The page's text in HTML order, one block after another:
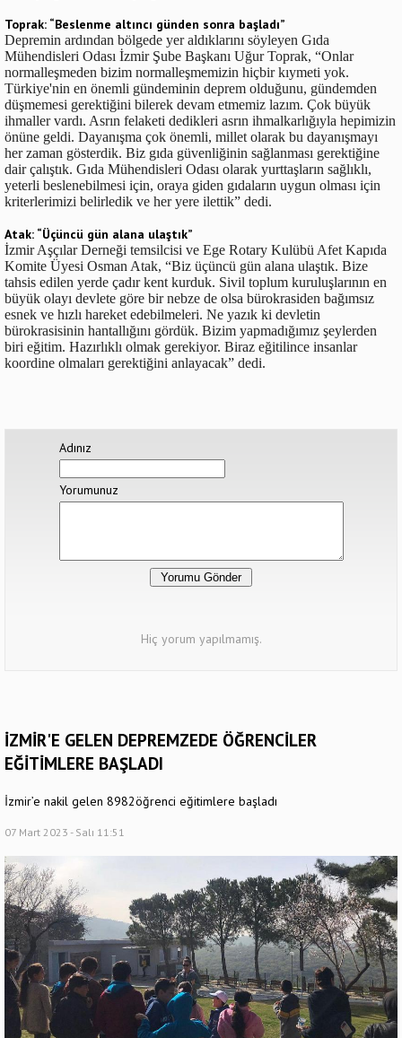
Toprak: “Beslenme altıncı günden sonra başladı”
Depremin ardından bölgede yer aldıklarını söyleyen Gıda
Mühendisleri Odası İzmir Şube Başkanı Uğur Toprak, “Onlar
normalleşmeden bizim normalleşmemizin hiçbir kıymeti yok.
Türkiye'nin en önemli gündeminin deprem olduğunu, gündemden
düşmemesi gerektiğini bilerek devam etmemiz lazım. Çok büyük
ihmaller vardı. Asrın felaketi dedikleri asrın ihmalkarlığıyla hepimizin
önüne geldi. Dayanışma çok önemli, millet olarak bu dayanışmayı
her zaman gösterdik. Biz gıda güvenliğinin sağlanması gerektiğine
dair çalıştık. Gıda Mühendisleri Odası olarak yurttaşların sağlıklı,
yeterli beslenebilmesi için, oraya giden gıdaların uygun olması için
kriterlerimizi belirledik ve her yere ilettik” dedi.
Atak: “Üçüncü gün alana ulaştık”
İzmir Aşçılar Derneği temsilcisi ve Ege Rotary Kulübü Afet Kapıda
Komite Üyesi Osman Atak, “Biz üçüncü gün alana ulaştık. Bize
tahsis edilen yerde çadır kent kurduk. Sivil toplum kuruluşlarının en
büyük olayı devlete göre bir nebze de olsa bürokrasiden bağımsız
esnek ve hızlı hareket edebilmeleri. Ne yazık ki devletin
bürokrasisinin hantallığını gördük. Bizim yapmadığımız şeylerden
biri eğitim. Hazırlıklı olmak gerekiyor. Biraz eğitilince insanlar
koordine olmaları gerektiğini anlayacak” dedi.
Adınız
Yorumunuz
Hiç yorum yapılmamış.
İZMİR'E GELEN DEPREMZEDE ÖĞRENCİLER
EĞİTİMLERE BAŞLADI
İzmir’e nakil gelen 8982öğrenci eğitimlere başladı
07 Mart 2023 - Salı 11:51